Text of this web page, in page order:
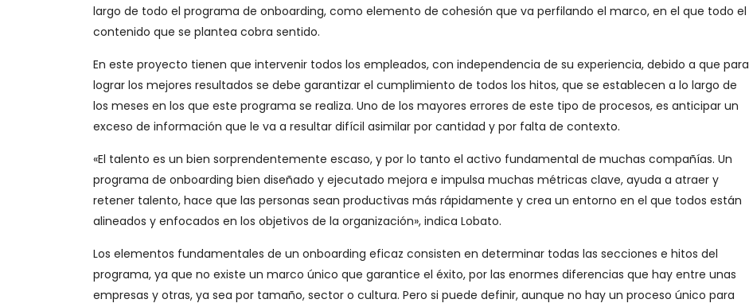
largo de todo el programa de onboarding, como elemento de cohesión que va perfilando el marco, en el que todo el
contenido que se plantea cobra sentido.
En este proyecto tienen que intervenir todos los empleados, con independencia de su experiencia, debido a que para
lograr los mejores resultados se debe garantizar el cumplimiento de todos los hitos, que se establecen a lo largo de
los meses en los que este programa se realiza. Uno de los mayores errores de este tipo de procesos, es anticipar un
exceso de información que le va a resultar difícil asimilar por cantidad y por falta de contexto.
«El talento es un bien sorprendentemente escaso, y por lo tanto el activo fundamental de muchas compañías. Un
programa de onboarding bien diseñado y ejecutado mejora e impulsa muchas métricas clave, ayuda a atraer y
retener talento, hace que las personas sean productivas más rápidamente y crea un entorno en el que todos están
alineados y enfocados en los objetivos de la organización», indica Lobato.
Los elementos fundamentales de un onboarding eficaz consisten en determinar todas las secciones e hitos del
programa, ya que no existe un marco único que garantice el éxito, por las enormes diferencias que hay entre unas
empresas y otras, ya sea por tamaño, sector o cultura. Pero si puede definir, aunque no hay un proceso único para